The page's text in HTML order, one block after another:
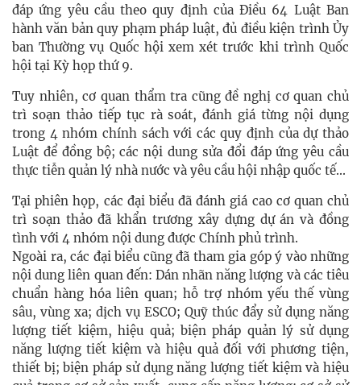
đáp ứng yêu cầu theo quy định của Điều 64 Luật Ban
hành văn bản quy phạm pháp luật, đủ điều kiện trình Ủy
ban Thường vụ Quốc hội xem xét trước khi trình Quốc
hội tại Kỳ họp thứ 9.
Tuy nhiên, cơ quan thẩm tra cũng đề nghị cơ quan chủ
trì soạn thảo tiếp tục rà soát, đánh giá từng nội dụng
trong 4 nhóm chính sách với các quy định của dự thảo
Luật để đồng bộ; các nội dung sửa đổi đáp ứng yêu cầu
thực tiễn quản lý nhà nước và yêu cầu hội nhập quốc tế...
Tại phiên họp, các đại biểu đã đánh giá cao cơ quan chủ
trì soạn thảo đã khẩn trương xây dựng dự án và đồng
tình với 4 nhóm nội dung được Chính phủ trình.
Ngoài ra, các đại biểu cũng đã tham gia góp ý vào những
nội dung liên quan đến: Dán nhãn năng lượng và các tiêu
chuẩn hàng hóa liên quan; hỗ trợ nhóm yếu thế vùng
sâu, vùng xa; dịch vụ ESCO; Quỹ thúc đẩy sử dụng năng
lượng tiết kiệm, hiệu quả; biện pháp quản lý sử dụng
năng lượng tiết kiệm và hiệu quả đối với phương tiện,
thiết bị; biện pháp sử dụng năng lượng tiết kiệm và hiệu